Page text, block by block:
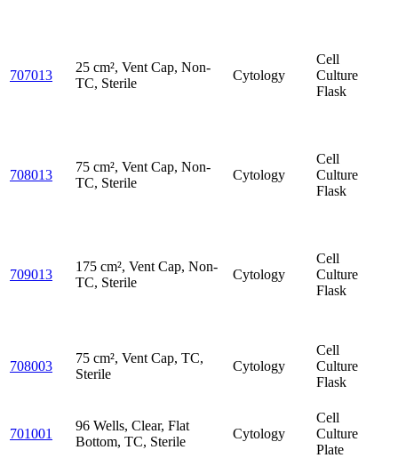
707013
25 cm², Vent Cap, Non-
TC, Sterile
Cytology
Cell
Culture
Flask
708013
75 cm², Vent Cap, Non-
TC, Sterile
Cytology
Cell
Culture
Flask
709013
175 cm², Vent Cap, Non-
TC, Sterile
Cytology
Cell
Culture
Flask
708003
75 cm², Vent Cap, TC,
Sterile
Cytology
Cell
Culture
Flask
701001
96 Wells, Clear, Flat
Bottom, TC, Sterile
Cytology
Cell
Culture
Plate